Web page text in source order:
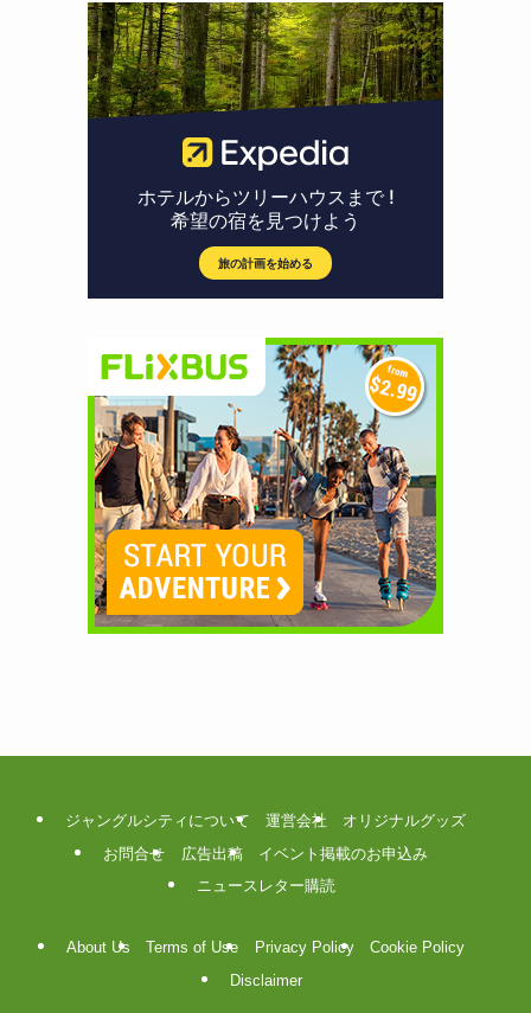
ジャングルシティについて 運営会社
オリジナルグッズ
お問合せ
広告出稿
イベント掲載のお申込み
ニュースレター購読
About Us Terms of Use Privacy Policy
Cookie Policy
Disclaimer